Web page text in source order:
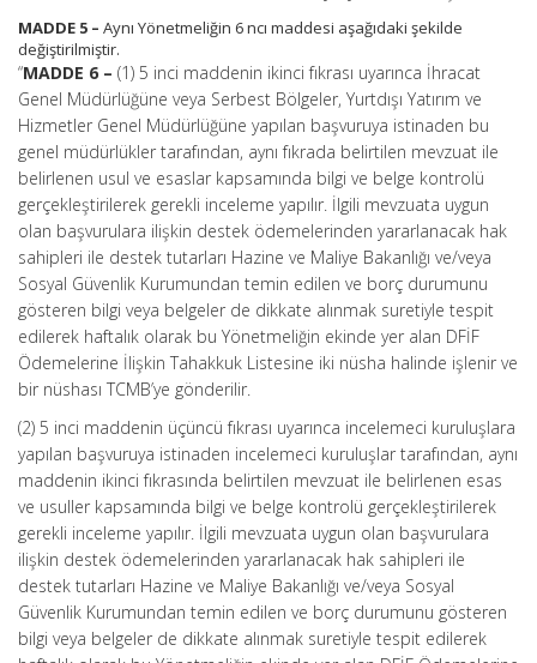
MADDE 5 – Aynı Yönetmeliğin 6 ncı maddesi aşağıdaki şekilde
değiştirilmiştir.
“MADDE 6 – (1) 5 inci maddenin ikinci fıkrası uyarınca İhracat
Genel Müdürlüğüne veya Serbest Bölgeler, Yurtdışı Yatırım ve
Hizmetler Genel Müdürlüğüne yapılan başvuruya istinaden bu
genel müdürlükler tarafından, aynı fıkrada belirtilen mevzuat ile
belirlenen usul ve esaslar kapsamında bilgi ve belge kontrolü
gerçekleştirilerek gerekli inceleme yapılır. İlgili mevzuata uygun
olan başvurulara ilişkin destek ödemelerinden yararlanacak hak
sahipleri ile destek tutarları Hazine ve Maliye Bakanlığı ve/veya
Sosyal Güvenlik Kurumundan temin edilen ve borç durumunu
gösteren bilgi veya belgeler de dikkate alınmak suretiyle tespit
edilerek haftalık olarak bu Yönetmeliğin ekinde yer alan DFİF
Ödemelerine İlişkin Tahakkuk Listesine iki nüsha halinde işlenir ve
bir nüshası TCMB’ye gönderilir.
(2) 5 inci maddenin üçüncü fıkrası uyarınca incelemeci kuruluşlara
yapılan başvuruya istinaden incelemeci kuruluşlar tarafından, aynı
maddenin ikinci fıkrasında belirtilen mevzuat ile belirlenen esas
ve usuller kapsamında bilgi ve belge kontrolü gerçekleştirilerek
gerekli inceleme yapılır. İlgili mevzuata uygun olan başvurulara
ilişkin destek ödemelerinden yararlanacak hak sahipleri ile
destek tutarları Hazine ve Maliye Bakanlığı ve/veya Sosyal
Güvenlik Kurumundan temin edilen ve borç durumunu gösteren
bilgi veya belgeler de dikkate alınmak suretiyle tespit edilerek